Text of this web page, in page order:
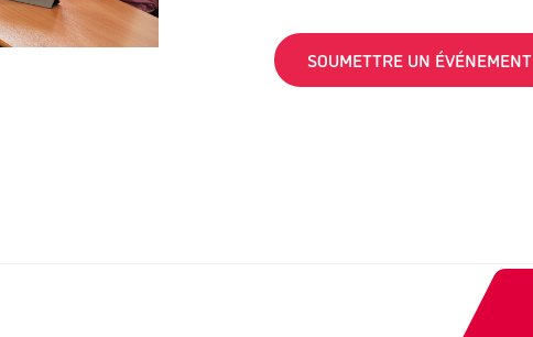
SOUMETTRE UN ÉVÉNEMENT